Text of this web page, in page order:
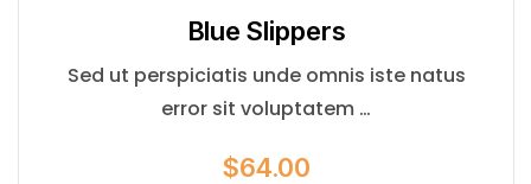
Blue Slippers
Sed ut perspiciatis unde omnis iste natus
error sit voluptatem …
$64.00